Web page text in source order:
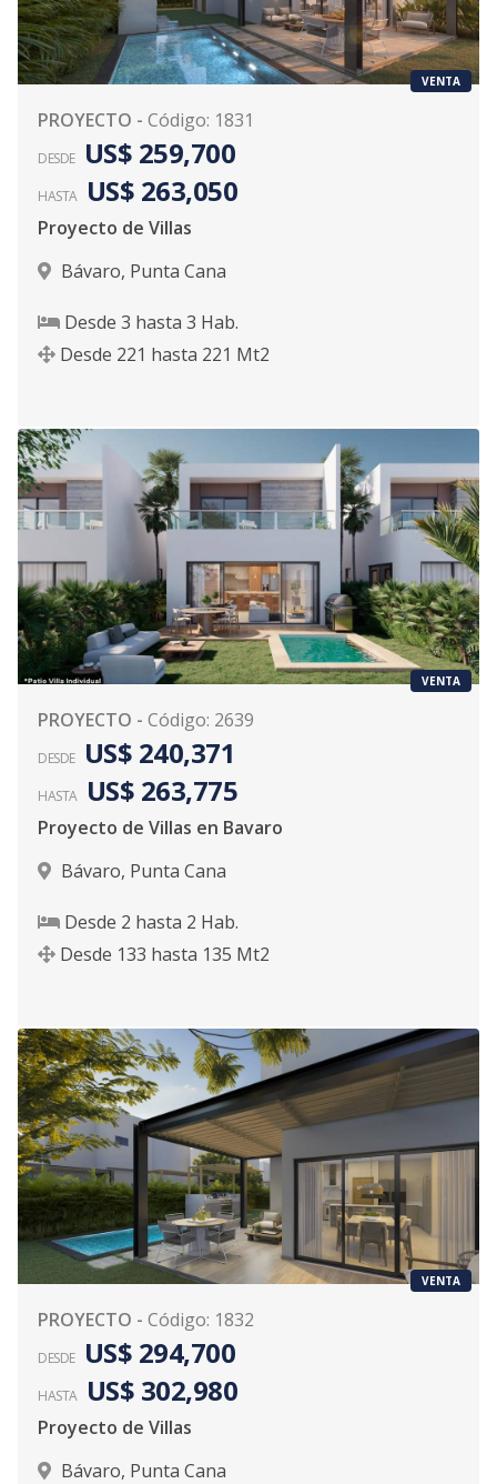
VENTA
PROYECTO - Código: 1831
DESDE US$ 259,700
HASTA US$ 263,050
Proyecto de Villas
Bávaro, Punta Cana
Desde 3 hasta 3 Hab.
Desde 221 hasta 221 Mt2
VENTA
PROYECTO - Código: 2639
DESDE US$ 240,371
HASTA US$ 263,775
Proyecto de Villas en Bavaro
Bávaro, Punta Cana
Desde 2 hasta 2 Hab.
Desde 133 hasta 135 Mt2
VENTA
PROYECTO - Código: 1832
DESDE US$ 294,700
HASTA US$ 302,980
Proyecto de Villas
Bávaro, Punta Cana